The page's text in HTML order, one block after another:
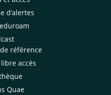
d’alertes
référence
accès
Quae